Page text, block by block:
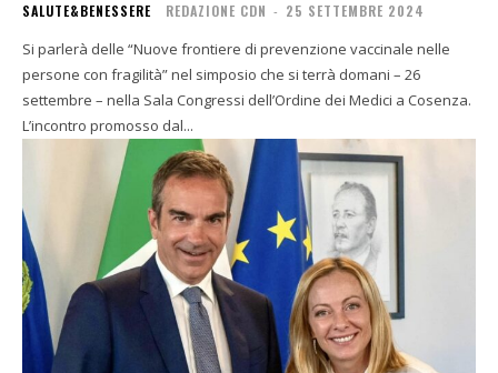
SALUTE&BENESSERE REDAZIONE CDN - 25 SETTEMBRE 2024
Si parlerà delle “Nuove frontiere di prevenzione vaccinale nelle
persone con fragilità” nel simposio che si terrà domani – 26
settembre – nella Sala Congressi dell’Ordine dei Medici a Cosenza.
L’incontro promosso dal...